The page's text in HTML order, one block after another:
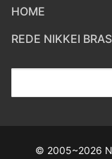
HOME
REDE NIKKEI
© 2005~2026